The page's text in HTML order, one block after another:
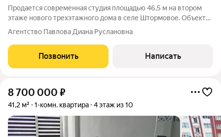
Продается современная студия площадью 46,5 м на втором
этаже нового трехэтажного дома в селе Штормовое. Объект
сдан в предчистовой отделке, что позволяет новому
владельцу сразу приступить к финишным работам и создать
интерьер по собственному вкусу. В
Агентство Павлова Диана Руслановна
Позвонить Написать
8 700 000 ₽
41,2 м² 1-комн. квартира 4 этаж из 10